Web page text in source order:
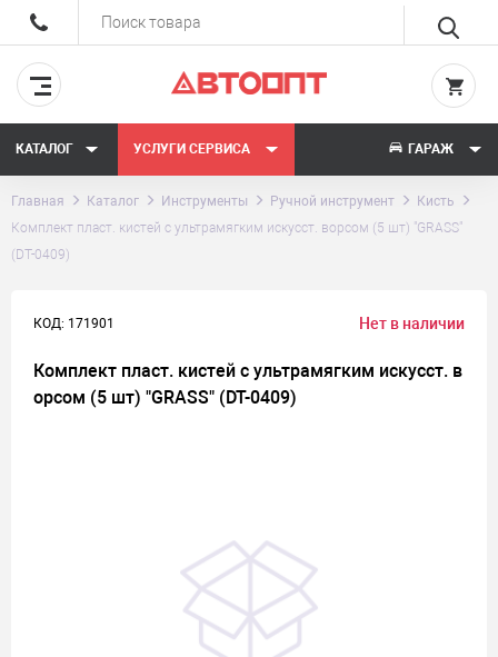
КАТАЛОГ УСЛУГИ СЕРВИСА ГАРАЖ
Главная Каталог Инструменты Ручной инструмент
Кисть
Комплект пласт. кистей с ультрамягким искусст. ворсом (5 шт) "GRASS"
(DT-0409)
КОД: 171901 Нет в наличии
Комплект пласт. кистей с ультрамягким искусст. в
орсом (5 шт) "GRASS" (DT-0409)